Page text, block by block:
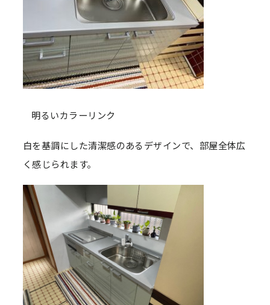
明るいカラーリンク
白を基調にした清潔感のあるデザインで、部屋全体広
く感じられます。